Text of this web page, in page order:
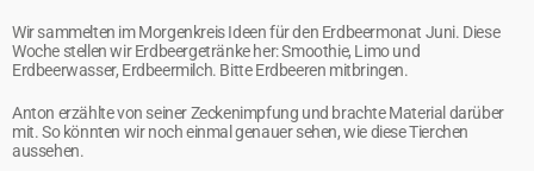
Wir sammelten im Morgenkreis Ideen für den Erdbeermonat Juni. Diese
Woche stellen wir Erdbeergetränke her: Smoothie, Limo und
Erdbeerwasser, Erdbeermilch. Bitte Erdbeeren mitbringen.
Anton erzählte von seiner Zeckenimpfung und brachte Material darüber
mit. So könnten wir noch einmal genauer sehen, wie diese Tierchen
aussehen.